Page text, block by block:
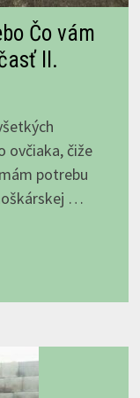
Čo vám
II.
ovčiaka, čiže
potrebu
…